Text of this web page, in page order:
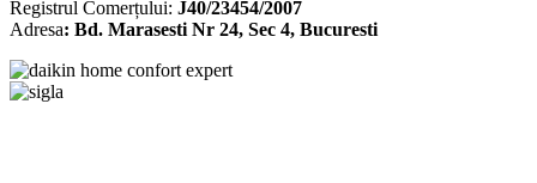
Registrul Comerțului: J40/23454/2007
Adresa: Bd. Marasesti Nr 24, Sec 4, Bucuresti